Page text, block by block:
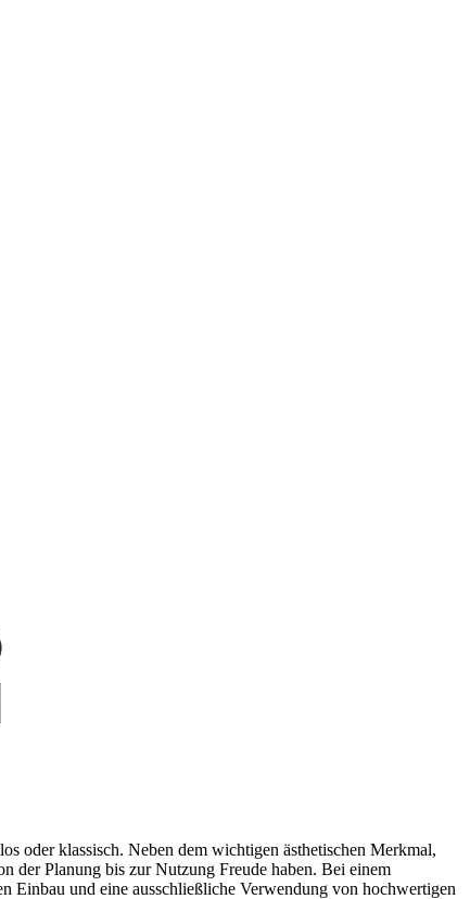
oder klassisch. Neben dem wichtigen ästhetischen Merkmal,
der Planung bis zur Nutzung Freude haben. Bei einem
Einbau und eine ausschließliche Verwendung von hochwertigen